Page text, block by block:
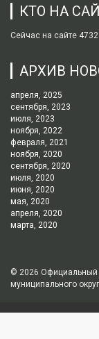
КТО НА
Сейчас на сайте
АРХИВ
апреля, 2025
сентября, 2023
июля, 2023
ноября, 2022
февраля, 2021
ноября, 2020
сентября, 2020
июля, 2020
июня, 2020
мая, 2020
апреля, 2020
марта, 2020
© 2026 Официальный
муниципального